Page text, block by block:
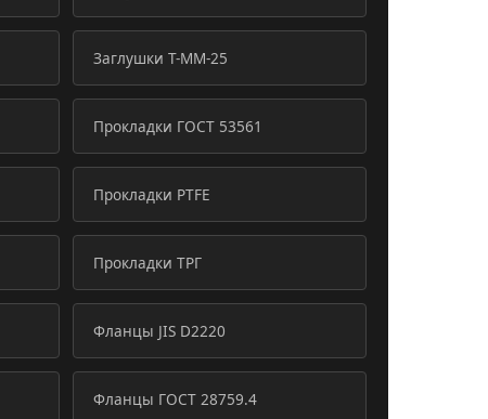
Заглушки Т-ММ-25
Прокладки ГОСТ 53561
Прокладки PTFE
Прокладки ТРГ
Фланцы JIS D2220
Фланцы ГОСТ 28759.4